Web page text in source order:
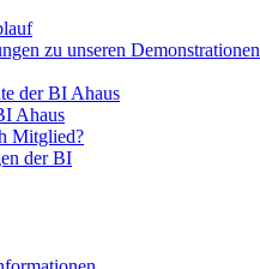
zu unseren Demonstrationen
der BI Ahaus
Ahaus
Mitglied?
der BI